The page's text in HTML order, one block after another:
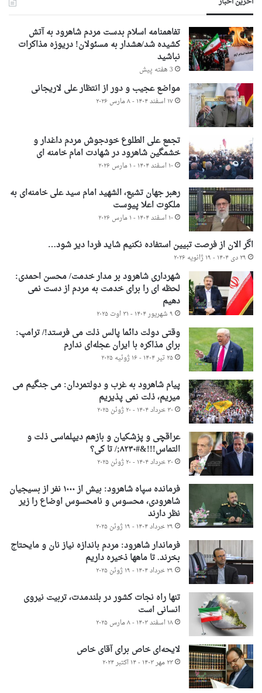
تفاهمنامه اسلام بدست مردم شاهرود به آتش
کشیده شد/هشدار به مسئولان! دریوزه مذاکرات
نباشید
3 هفته پیش
مواضع عجیب و دور از انتظار علی لاریجانی
۱۷ اسفند ۱۴۰۴ - ۸ مارس ۲۰۲۶
تجمع علی الطلوع خودجوش مردم داغدار و
خشمگین شاهرود در شهادت امام خامنه ای
۱۰ اسفند ۱۴۰۴ - ۱ مارس ۲۰۲۶
رهبر جهان تشیع، الشهید امام سید علی خامنه‌ای به
ملکوت اعلا پیوست
۱۰ اسفند ۱۴۰۴ - ۱ مارس ۲۰۲۶
اگر الان از فرصت تبیین استفاده نکنیم شاید فردا دیر شود…
۲۹ دی ۱۴۰۴ - ۱۹ ژانویه ۲۰۲۶
شهرداری شاهرود بر مدار خدمت/ محسن احمدی:
لحظه ای را برای خدمت به مردم از دست نمی
دهیم
۹ شهریور ۱۴۰۴ - ۳۱ اوت ۲۰۲۵
وقتی دولت دائما پالس ذلت می فرستد!/ ترامپ:
برای مذاکره با ایران عجله‌ای ندارم
۲۵ تیر ۱۴۰۴ - ۱۶ ژوئیه ۲۰۲۵
پیام شاهرود به غرب و دولتمردان: می جنگیم می
میریم، ذلت نمی پذیریم
۳۰ خرداد ۱۴۰۴ - ۲۰ ژوئن ۲۰۲۵
عراقچی و پزشکیان و بازهم دیپلماسی ذلت و
التماس!!!&#۸۲۳۰;/ تا کی؟
۳۰ خرداد ۱۴۰۴ - ۲۰ ژوئن ۲۰۲۵
فرمانده سپاه شاهرود: بیش از ۱۰۰۰ نفر از بسیجیان
شاهرودی، محسوس و نامحسوس اوضاع را زیر
نظر دارند
۲۹ خرداد ۱۴۰۴ - ۱۹ ژوئن ۲۰۲۵
فرماندار شاهرود: مردم باندازه نیاز نان و مایحتاج
بخرند. تا ماهها ذخیره داریم
۲۹ خرداد ۱۴۰۴ - ۱۹ ژوئن ۲۰۲۵
تنها راه نجات کشور در بلندمدت، تربیت نیروی
انسانی است
۱۸ اسفند ۱۴۰۳ - ۸ مارس ۲۰۲۵
لایحه‌ای خاص برای آقای خاص
۲۳ مهر ۱۴۰۳ - ۱۴ اکتبر ۲۰۲۴